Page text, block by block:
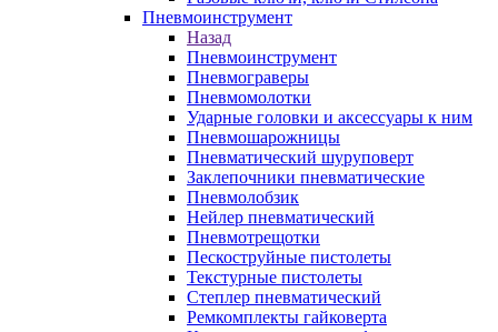
Пневмоинструмент
Назад
Пневмоинструмент
Пневмограверы
Пневмомолотки
Ударные головки и аксессуары к ним
Пневмошарожницы
Пневматический шуруповерт
Заклепочники пневматические
Пневмолобзик
Нейлер пневматический
Пневмотрещотки
Пескоструйные пистолеты
Текстурные пистолеты
Степлер пневматический
Ремкомплекты гайковерта